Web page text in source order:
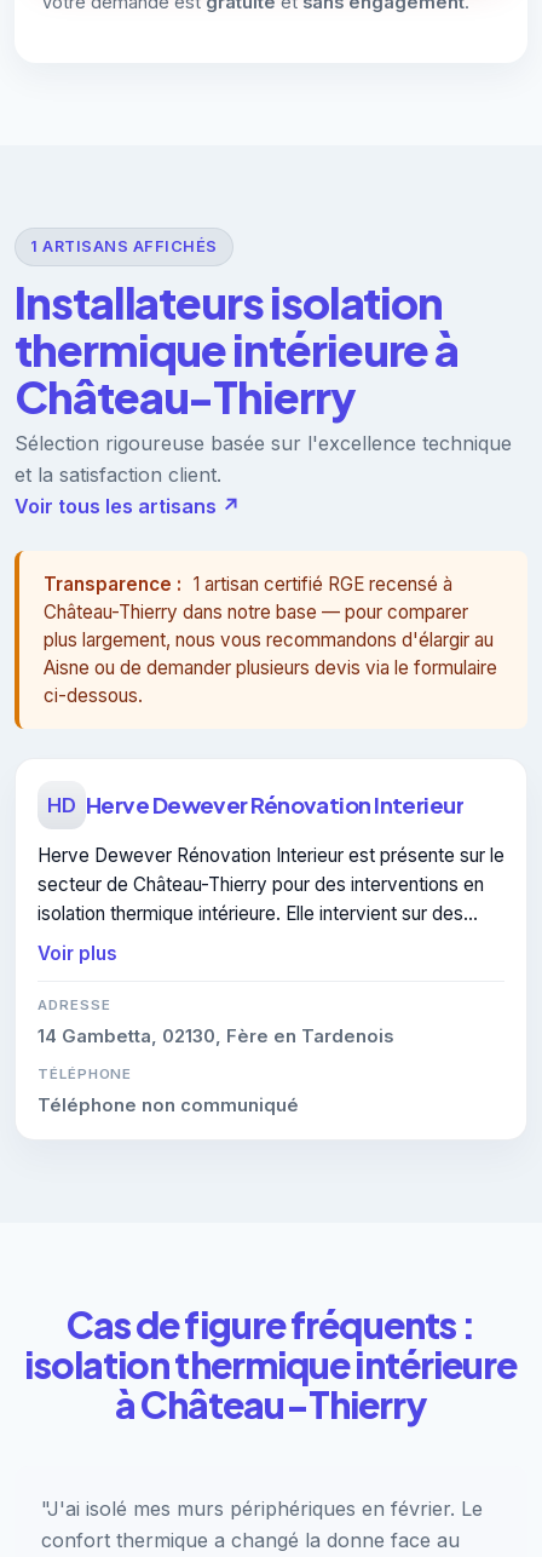
1 ARTISANS AFFICHÉS
Installateurs isolation
thermique intérieure à
Château-Thierry
Sélection rigoureuse basée sur l'excellence technique
et la satisfaction client.
Voir tous les artisans ↗
Transparence : 1 artisan certifié RGE recensé à
Château-Thierry dans notre base — pour comparer
plus largement, nous vous recommandons d'élargir au
Aisne ou de demander plusieurs devis via le formulaire
ci-dessous.
HD Herve Dewever Rénovation Interieur
Herve Dewever Rénovation Interieur est présente sur le
secteur de Château-Thierry pour des interventions en
isolation thermique intérieure. Elle intervient sur des
projets liés à isolation thermique intérieure.
Voir plus
ADRESSE
14 Gambetta, 02130, Fère en Tardenois
TÉLÉPHONE
Téléphone non communiqué
Cas de figure fréquents :
isolation thermique intérieure
à Château-Thierry
"J'ai isolé mes murs périphériques en février. Le
confort thermique a changé la donne face au